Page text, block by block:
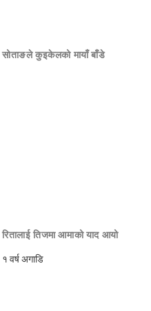
सोताङले कुइकेलको मायाँ बाँडे
रितालाई तिजमा आमाको याद आयो
१ वर्ष अगाडि